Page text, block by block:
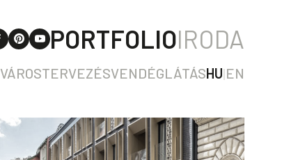
PORTFOLIOIRODA
VÁROSTERVEZÉSVENDÉGLÁTÁSHU|EN